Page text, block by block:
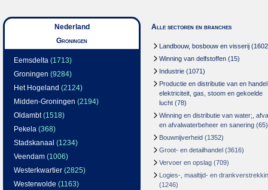
Nederland
Groningen
Eemsdelta (1713)
Groningen (9284)
Het Hogeland (2124)
Midden-Groningen (2194)
Oldambt(1518)
Pekela (368)
Stadskanaal (1234)
Veendam (1006)
Westerkwartier (2825)
Westerwolde (1163)
Alle sectoren en branches
Landbouw, bosbouw en visserij
Winning van delfstoffen (15)
Industrie (1071)
Productie en distributie van en
elektriciteit, gas, stoom en gekoelde
lucht (78)
Winning en distributie van water;,
en afvalwaterbeheer en sanering (65)
Bouwnijverheid (1352)
Groot- en detailhandel (3616)
Vervoer en opslag (709)
Logies-, maaltijd- en
(1246)